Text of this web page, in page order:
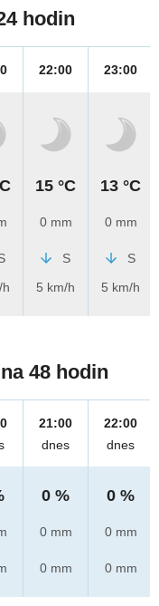
hodin
22:00
15 °C
0 mm
S
5 km/h
23:00
13 °C
0 mm
S
5 km/h
48 hodin
21:00
dnes
0 %
0 mm
0 mm
22:00
dnes
0 %
0 mm
0 mm